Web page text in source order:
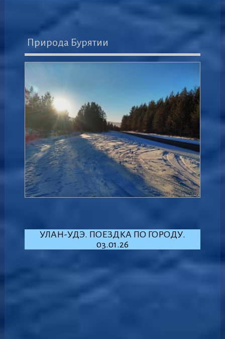
Природа Бурятии
УЛАН-УДЭ. ПОЕЗДКА ПО ГОРОДУ.
03.01.26